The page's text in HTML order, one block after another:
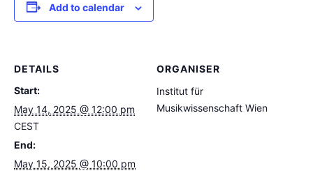
Add to calendar
DETAILS
Start:
May 14, 2025 @ 12:00 pm
CEST
End:
May 15, 2025 @ 10:00 pm
ORGANISER
Institut für
Musikwissenschaft Wien